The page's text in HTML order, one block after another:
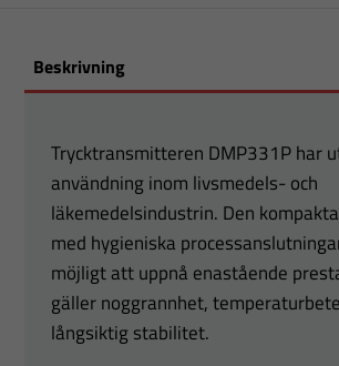
Beskrivning
Trycktransmitteren DMP331P har
användning inom livsmedels- och
läkemedelsindustrin. Den
med hygieniska
möjligt att uppnå enastående
gäller noggrannhet,
långsiktig stabilitet.